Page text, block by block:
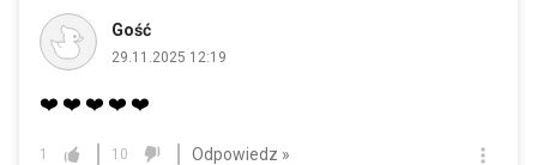
Gość
29.11.2025 12:19
❤️ ❤️ ❤️ ❤️ ❤️
1 10 Odpowiedz »